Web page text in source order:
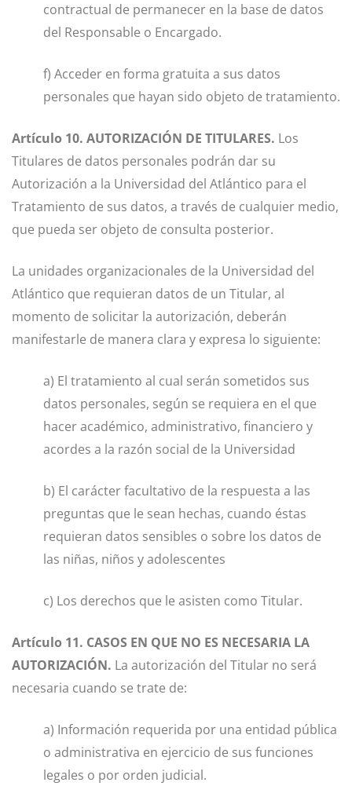
contractual de permanecer en la base de datos
del Responsable o Encargado.
f) Acceder en forma gratuita a sus datos
personales que hayan sido objeto de tratamiento.
Artículo 10. AUTORIZACIÓN DE TITULARES. Los
Titulares de datos personales podrán dar su
Autorización a la Universidad del Atlántico para el
Tratamiento de sus datos, a través de cualquier medio,
que pueda ser objeto de consulta posterior.
La unidades organizacionales de la Universidad del
Atlántico que requieran datos de un Titular, al
momento de solicitar la autorización, deberán
manifestarle de manera clara y expresa lo siguiente:
a) El tratamiento al cual serán sometidos sus
datos personales, según se requiera en el que
hacer académico, administrativo, financiero y
acordes a la razón social de la Universidad
b) El carácter facultativo de la respuesta a las
preguntas que le sean hechas, cuando éstas
requieran datos sensibles o sobre los datos de
las niñas, niños y adolescentes
c) Los derechos que le asisten como Titular.
Artículo 11. CASOS EN QUE NO ES NECESARIA LA
AUTORIZACIÓN. La autorización del Titular no será
necesaria cuando se trate de:
a) Información requerida por una entidad pública
o administrativa en ejercicio de sus funciones
legales o por orden judicial.